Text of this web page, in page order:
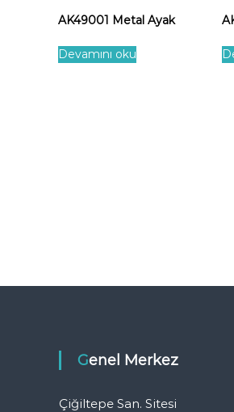
AK49001 Metal Ayak
Devamını oku
Genel Merkez
Çiğiltepe San. Sitesi